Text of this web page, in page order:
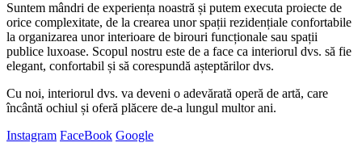
Suntem mândri de experiența noastră și putem executa proiecte de
orice complexitate, de la crearea unor spații rezidențiale confortabile
la organizarea unor interioare de birouri funcționale sau spații
publice luxoase. Scopul nostru este de a face ca interiorul dvs. să fie
elegant, confortabil și să corespundă așteptărilor dvs.
Cu noi, interiorul dvs. va deveni o adevărată operă de artă, care
încântă ochiul și oferă plăcere de-a lungul multor ani.
Instagram FaceBook Google